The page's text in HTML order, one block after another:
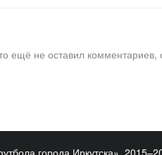
ещё не оставил комментариев,
города Иркутска»,